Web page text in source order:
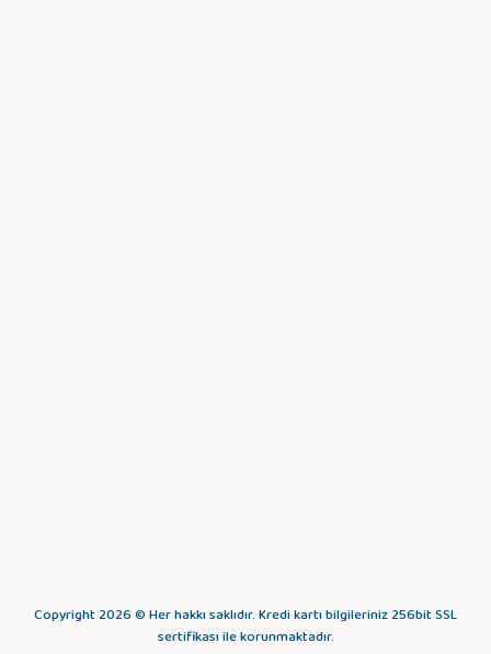
Copyright 2026 © Her hakkı saklıdır. Kredi kartı bilgileriniz 256bit SSL
sertifikası ile korunmaktadır.